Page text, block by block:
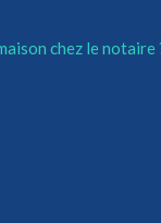
chez le notaire